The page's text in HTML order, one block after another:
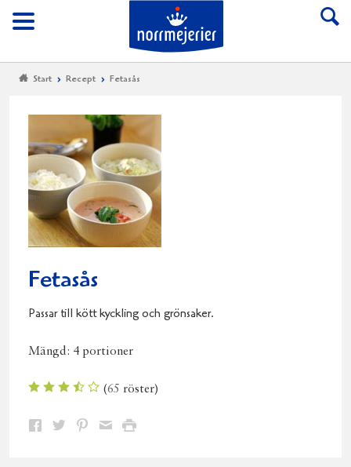
Meny
Till Norrmejerier
Start Recept Fetasås
Fetasås
Passar till kött kyckling och grönsaker.
Mängd: 4 portioner
(65 röster)
Dela Dela Dela DelaSkriv